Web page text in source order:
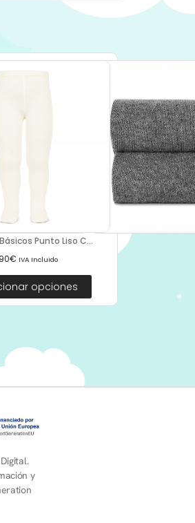
Punto Liso C...
€ IVA Incluido
opciones
y